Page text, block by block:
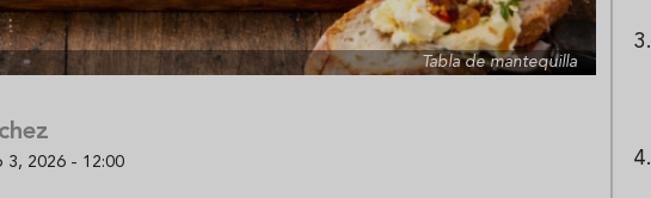
Tabla de mantequilla
3, 2026 - 12:00